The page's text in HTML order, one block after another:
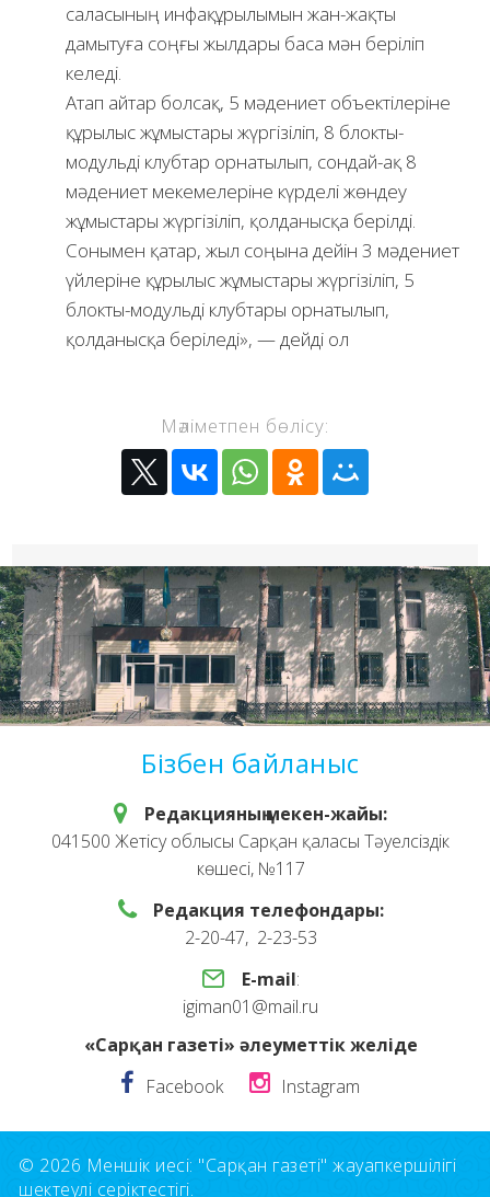
саласының инфақұрылымын жан-жақты
дамытуға соңғы жылдары баса мән беріліп
келеді.
Атап айтар болсақ, 5 мәдениет объектілеріне
құрылыс жұмыстары жүргізіліп, 8 блокты-
модульді клубтар орнатылып, сондай-ақ 8
мәдениет мекемелеріне күрделі жөндеу
жұмыстары жүргізіліп, қолданысқа берілді.
Сонымен қатар, жыл соңына дейін 3 мәдениет
үйлеріне құрылыс жұмыстары жүргізіліп, 5
блокты-модульді клубтары орнатылып,
қолданысқа беріледі», — дейді ол
Мәліметпен бөлісу:
Бізбен байланыс
Редакцияның мекен-жайы:
041500 Жетісу облысы Сарқан қаласы Тәуелсіздік
көшесі, №117
Редакция телефондары:
2-20-47, 2-23-53
E-mail:
igiman01@mail.ru
«Сарқан газеті» әлеуметтік желіде
Facebook
Instagram
© 2026 Меншік иесі: "Сарқан газеті" жауапкершілігі
шектеулі серіктестігі.